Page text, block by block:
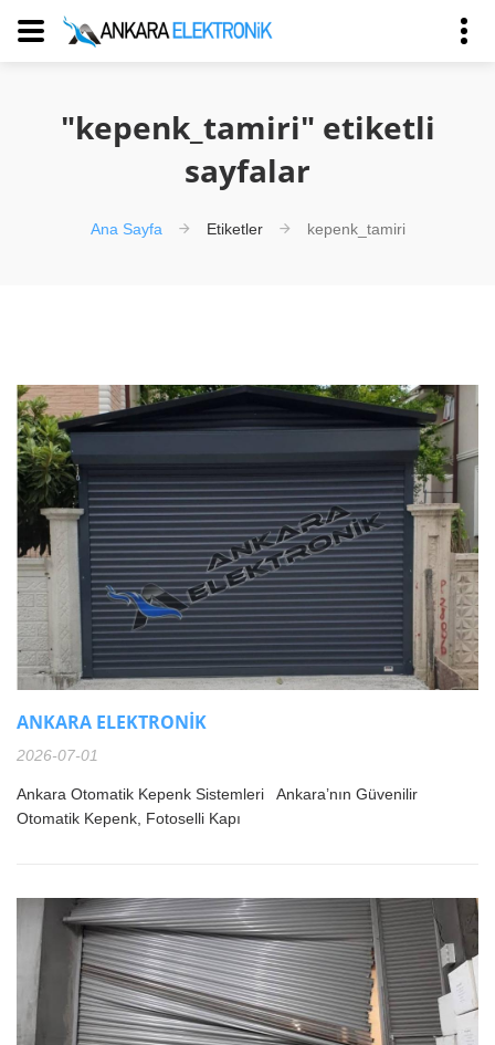
"kepenk_tamiri" etiketli
sayfalar
Ana Sayfa Etiketler kepenk_tamiri
ANKARA ELEKTRONİK
2026-07-01
Ankara Otomatik Kepenk Sistemleri Ankara’nın Güvenilir
Otomatik Kepenk, Fotoselli Kapı